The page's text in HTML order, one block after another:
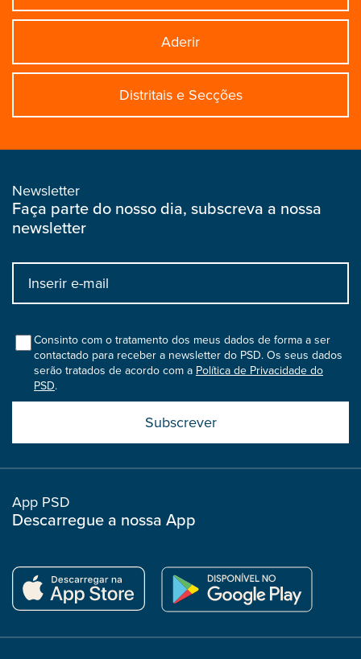
Aderir
Distritais e Secções
Newsletter
Faça parte do nosso dia, subscreva a nossa
newsletter
Input
bootstrap
col Consinto com o tratamento dos meus dados de forma a ser
contactado para receber a newsletter do PSD. Os seus dados
serão tratados de acordo com a Política de Privacidade do
PSD.
boostrap
col
App PSD
Descarregue a nossa App